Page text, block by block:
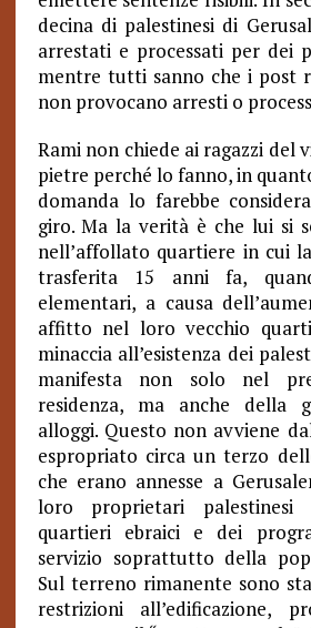
decina di palestinesi di
arrestati e processati per dei
mentre tutti sanno che i post
non provocano arresti o
Rami non chiede ai ragazzi del
pietre perché lo fanno, in
domanda lo farebbe
giro. Ma la verità è che lui si
nell’affollato quartiere in cui
trasferita 15 anni fa,
elementari, a causa
affitto nel loro vecchio
minaccia all’esistenza dei
manifesta non solo nel
residenza, ma anche della
alloggi. Questo non avviene
espropriato circa un terzo
che erano annesse a
loro proprietari
quartieri ebraici e dei
servizio soprattutto della
Sul terreno rimanente sono
restrizioni all’edificazione,